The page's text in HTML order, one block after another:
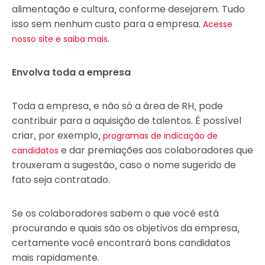
alimentação e cultura, conforme desejarem. Tudo
isso sem nenhum custo para a empresa. Acesse
nosso site e saiba mais.
Envolva toda a empresa
Toda a empresa, e não só a área de RH, pode
contribuir para a aquisição de talentos. É possível
criar, por exemplo, programas de indicação de
candidatos e dar premiações aos colaboradores que
trouxeram a sugestão, caso o nome sugerido de
fato seja contratado.
Se os colaboradores sabem o que você está
procurando e quais são os objetivos da empresa,
certamente você encontrará bons candidatos
mais rapidamente.